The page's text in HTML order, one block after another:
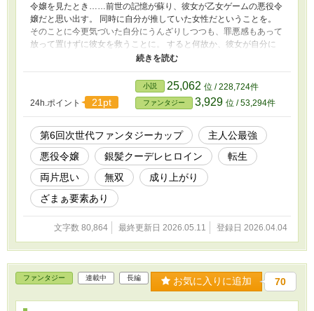
令嬢を見たとき……前世の記憶が蘇り、彼女が乙女ゲームの悪役令
嬢だと思い出す。 同時に自分が推していた女性だということを。
そのことに今更気づいた自分にうんざりしつつも、罪悪感もあって
放って置けずに彼女を救うことに。 すると何故か、彼女が自分に
輿入れする流れになる。 戸惑いつつも彼女を知っていき、ゲーム
と、そんな彼女に惹かれていくバーサーカーのラブコメである。
24h.ポイント 21pt
小説 25,062 位 / 228,724件
ファンタジー 3,929 位 / 53,294件
第6回次世代ファンタジーカップ
主人公最強
悪役令嬢
銀髪クーデレヒロイン
転生
両片思い
無双
成り上がり
ざまぁ要素あり
文字数 80,864 最終更新日 2026.05.11 登録日 2026.04.04
ファンタジー 連載中 長編 お気に入りに追加 70